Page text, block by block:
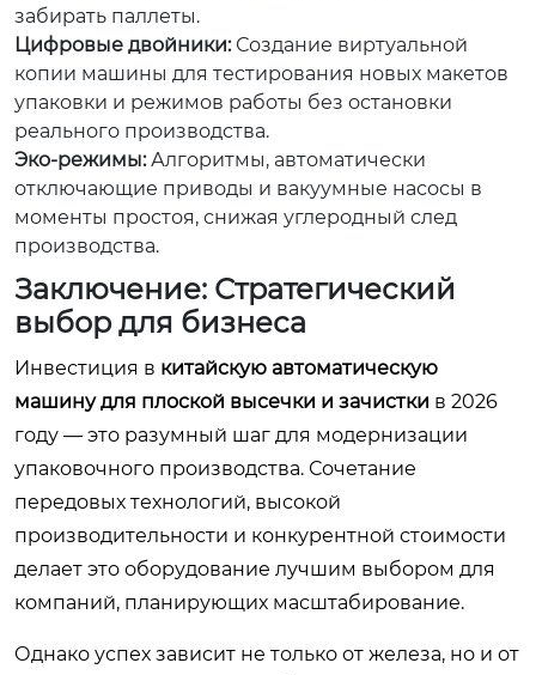
забирать паллеты.
Цифровые двойники:Создание виртуальной
копии машины для тестирования новых макетов
упаковки и режимов работы без остановки
реального производства.
Эко-режимы:Алгоритмы, автоматически
отключающие приводы и вакуумные насосы в
моменты простоя, снижая углеродный след
производства.
Заключение: Стратегический
выбор для бизнеса
Инвестиция в китайскую автоматическую
машину для плоской высечки и зачистки в 2026
году — это разумный шаг для модернизации
упаковочного производства. Сочетание
передовых технологий, высокой
производительности и конкурентной стоимости
делает это оборудование лучшим выбором для
компаний, планирующих масштабирование.
Однако успех зависит не только от железа, но и от